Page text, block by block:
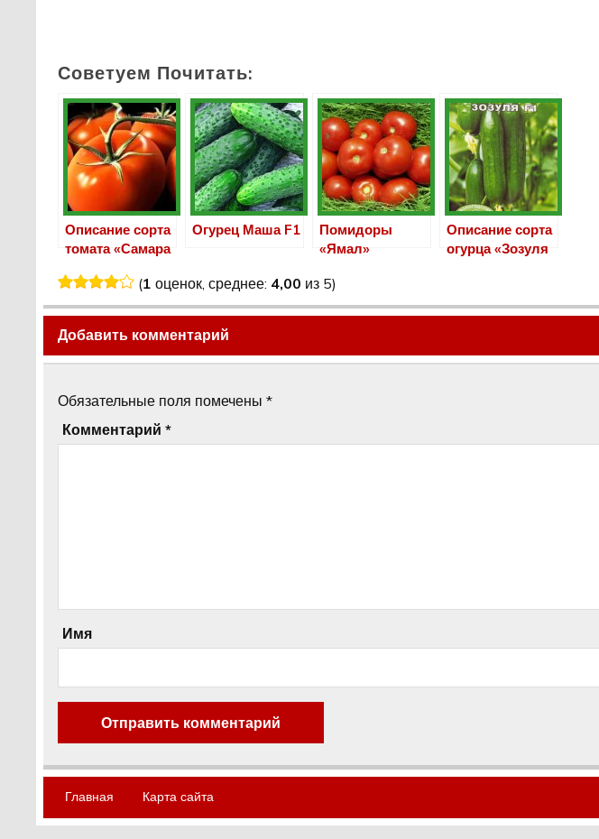
Советуем Почитать:
Описание сорта
томата «Самара
Огурец Маша F1
Помидоры
«Ямал»
Описание сорта
огурца «Зозуля
(1 оценок, среднее: 4,00 из 5)
Добавить комментарий
Обязательные поля помечены*
Комментарий*
Имя
Главная Карта сайта